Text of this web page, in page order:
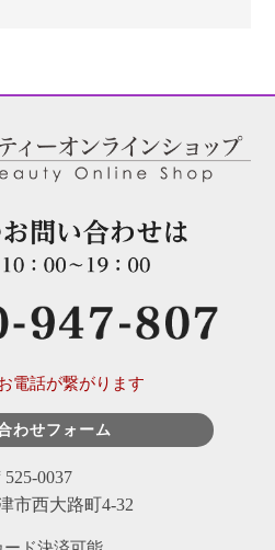
電話が繋がります
わせフォーム
525-0037
市西大路町4-32